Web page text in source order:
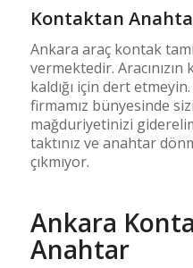
Kontaktan
Ankara araç kontak
vermektedir. Aracınızın
kaldığı için dert
firmamız bünyesinde
mağduriyetinizi
taktınız ve anahtar
çıkmıyor.
Ankara
Anahtar